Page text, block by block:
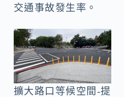
交通事故發生率。
擴大路口等候空間-提